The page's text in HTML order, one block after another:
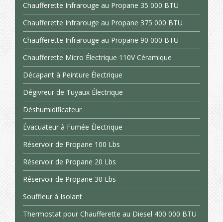
Chaufferette Infrarouge au Propane 35 000 BTU
Chaufferette Infrarouge au Propane 375 000 BTU
Chaufferette Infrarouge au Propane 90 000 BTU
Chaufferette Micro Électrique 110V Céramique
Décapant à Peinture Électrique
Dégivreur de Tuyaux Électrique
Déshumidificateur
Évacuateur à Fumée Électrique
Réservoir de Propane 100 Lbs
Réservoir de Propane 20 Lbs
Réservoir de Propane 30 Lbs
Souffleur à Isolant
Thermostat pour Chaufferette au Diesel 400 000 BTU